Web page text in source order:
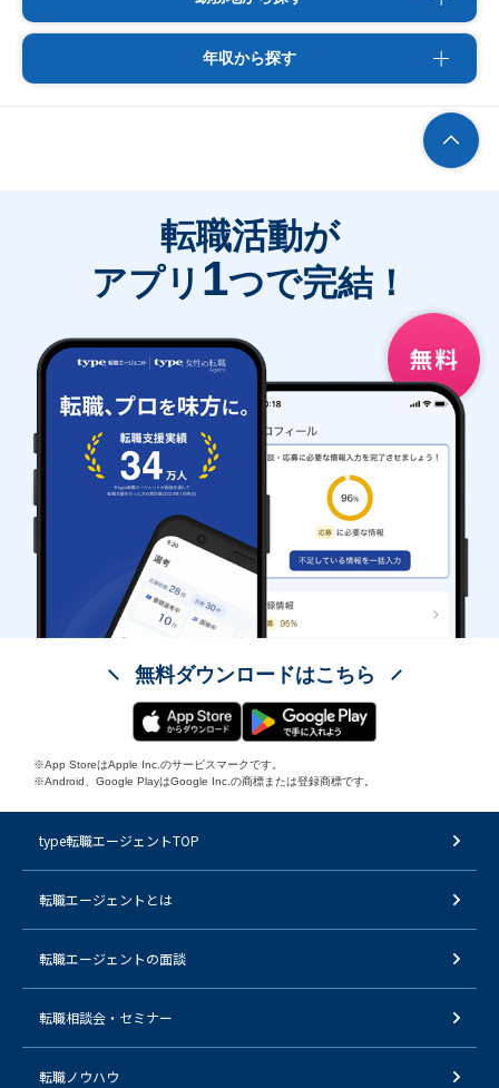
年収から探す
転職活動が
アプリ 1つで完結！
無料ダウンロードはこちら
※App StoreはApple Inc.のサービスマークです。
※Android、Google PlayはGoogle Inc.の商標または登録商標です。
type転職エージェントTOP
転職エージェントとは
転職エージェントの面談
転職相談会・セミナー
転職ノウハウ